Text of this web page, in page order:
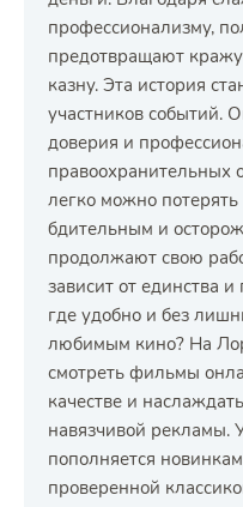
профессионализму,
предотвращают
казну. Эта история
участников событий.
доверия и
правоохранительных
легко можно
бдительным и
продолжают свою
зависит от единства
где удобно и без
любимым кино? На
смотреть фильмы
качестве и
навязчивой рекламы.
пополняется
проверенной